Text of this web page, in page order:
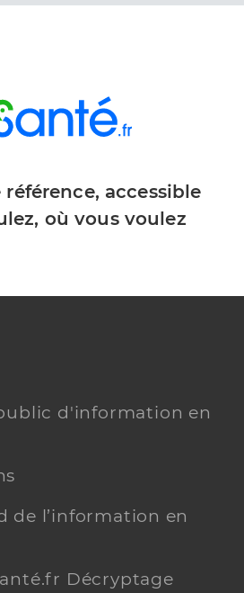
accessible
où vous voulez
d'information en
de l’information en
Décryptage